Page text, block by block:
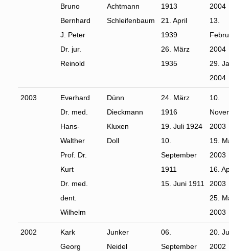
Bruno
Bernhard
J. Peter
Dr. jur.
Reinold
Achtmann
Schleifenbaum
1913
21. April
1939
26. März
1935
2004
13.
2004
29.
2004
2003
Everhard
Dr. med.
Hans-
Walther
Prof. Dr.
Kurt
Dr. med.
dent.
Wilhelm
Dünn
Dieckmann
Kluxen
Doll
24. März
1916
19. Juli 1924
10.
September
1911
15. Juni 1911
10.
2003
19.
2003
16.
2003
25.
2003
2002
Kark
Georg
Junker
Neidel
06.
September
20.
2002